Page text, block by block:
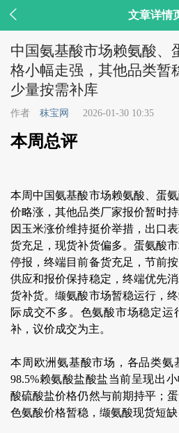
 文章详情
中国氨基酸市场赖氨酸、
格小幅走强，其他品类暂
少量按需补库
作者 秣宝网 2026-01-30 10:35
本周总评
本周中国氨基酸市场赖氨酸、蛋
价略涨，其他品类厂家报价暂时
因玉米涨价维持挺价举措，出口
货充足，现货补货偏多。蛋氨酸
停报，终端目前备货充足，节前
供应和报价保持稳定，终端优先
货补货。缬氨酸市场暂稳运行，
际成交不多。色氨酸市场稳定运
补，议价成交为主。
本周欧洲氨基酸市场，各品类氨
98.5%赖氨酸盐酸盐当前呈现出
酸硫酸盐价格仍然与前期持平；
色氨酸价格暂稳，缬氨酸现货短缺